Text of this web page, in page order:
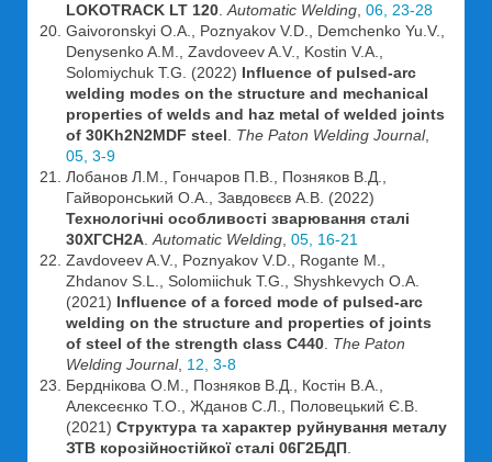
LOKOTRACK LT 120 Automatic Welding 06, 23-28
Gaivoronskyi O.A., Poznyakov V.D., Demchenko Yu.V.,
Denysenko A.M., Zavdoveev A.V., Kostin V.A.,
Solomiychuk T.G. (2022) Influence of pulsed-arc
welding modes on the structure and mechanical
properties of welds and haz metal of welded joints
of 30Kh2N2MDF steel
The Paton Welding Journal,
05, 3-9
Лобанов Л.М., Гончаров П.В., Позняков В.Д.,
Гайворонський О.А., Завдовєєв А.В. (2022)
Технологічні особливості зварювання сталі
30ХГСН2А Automatic Welding 05, 16-21
Zavdoveev A.V., Poznyakov V.D., Rogante M.,
Zhdanov S.L., Solomiichuk T.G., Shyshkevych O.A.
(2021) Influence of a forced mode of pulsed-arc
welding on the structure and properties of joints
of steel of the strength class C440 The Paton
Welding Journal, 12, 3-8
Берднікова О.М., Позняков В.Д., Костін В.А.,
Алексеєнко Т.О., Жданов С.Л., Половецький Є.В.
(2021) Структура та характер руйнування металу
ЗТВ корозійностійкої сталі 06Г2БДП